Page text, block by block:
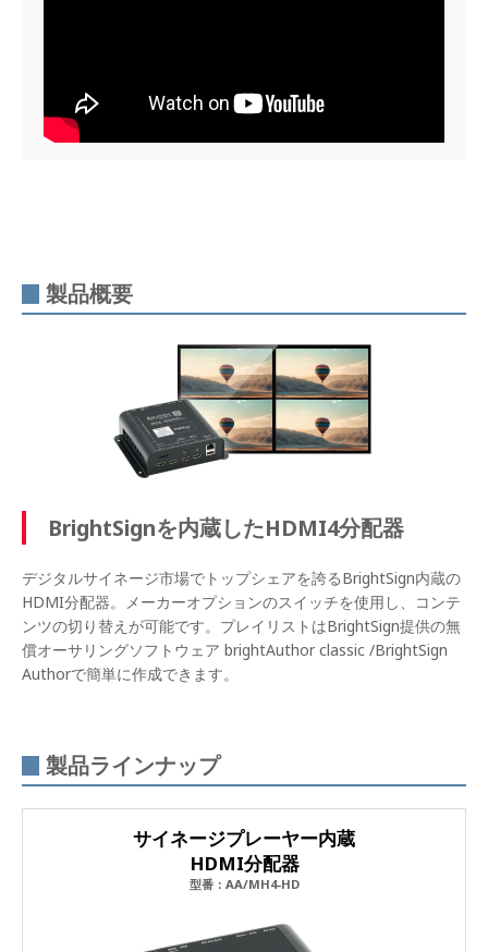
製品概要
BrightSignを内蔵したHDMI4分配器
デジタルサイネージ市場でトップシェアを誇るBrightSign内蔵の
HDMI分配器。メーカーオプションのスイッチを使用し、コンテ
ンツの切り替えが可能です。プレイリストはBrightSign提供の無
償オーサリングソフトウェア brightAuthor classic /BrightSign
Authorで簡単に作成できます。
製品ラインナップ
サイネージプレーヤー内蔵
HDMI分配器
型番：AA/MH4-HD